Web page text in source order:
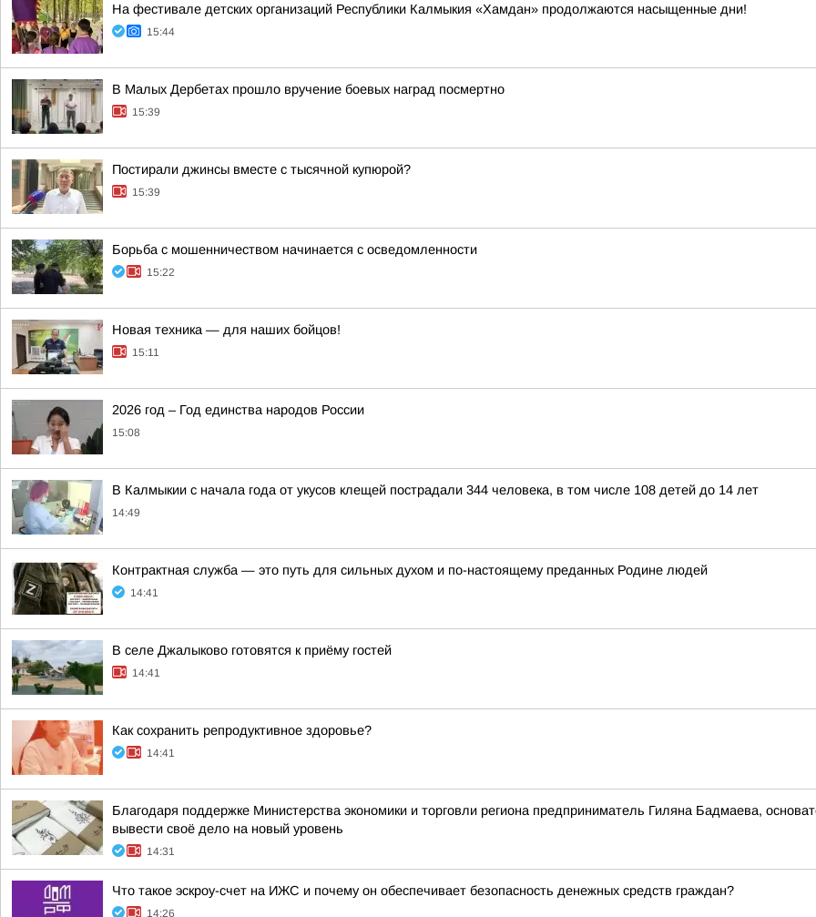
На фестивале детских организаций Республики Калмыкия «Хамдан» продолжаются насыщенные дни!
15:44
В Малых Дербетах прошло вручение боевых наград посмертно
15:39
Постирали джинсы вместе с тысячной купюрой?
15:39
Борьба с мошенничеством начинается с осведомленности
15:22
Новая техника — для наших бойцов!
15:11
2026 год – Год единства народов России
15:08
В Калмыкии с начала года от укусов клещей пострадали 344 человека, в том числе 108 детей до 14 лет
14:49
Контрактная служба — это путь для сильных духом и по-настоящему преданных Родине людей
14:41
В селе Джалыково готовятся к приёму гостей
14:41
Как сохранить репродуктивное здоровье?
14:41
Благодаря поддержке Министерства экономики и торговли региона предприниматель Гиляна Бадмаева,
вывести своё дело на новый уровень
14:31
Что такое эскроу-счет на ИЖС и почему он обеспечивает безопасность денежных средств граждан?
14:26